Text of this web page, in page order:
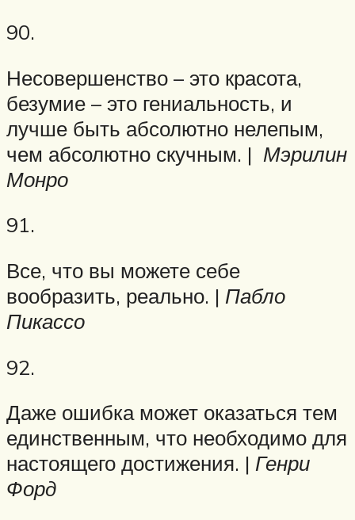
90.
Несовершенство – это красота,
безумие – это гениальность, и
лучше быть абсолютно нелепым,
чем абсолютно скучным. | Мэрилин
Монро
91.
Все, что вы можете себе
вообразить, реально. | Пабло
Пикассо
92.
Даже ошибка может оказаться тем
единственным, что необходимо для
настоящего достижения. | Генри
Форд